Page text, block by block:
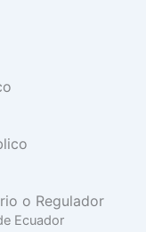
o Regulador
Ecuador